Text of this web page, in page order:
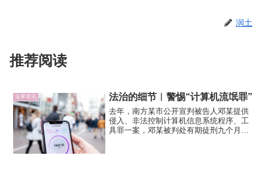
润土
推荐阅读
业界资讯 法治的细节︱警惕“计算机流氓罪”
去年，南方某市公开宣判被告人邓某提供
侵入、非法控制计算机信息系统程序、工
具罪一案，邓某被判处有期徒刑九个月，